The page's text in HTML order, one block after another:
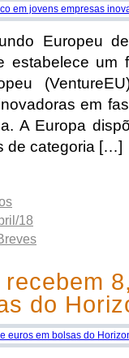
Europeu
estabelece um
em
A Europa
de categoria […]
18
do